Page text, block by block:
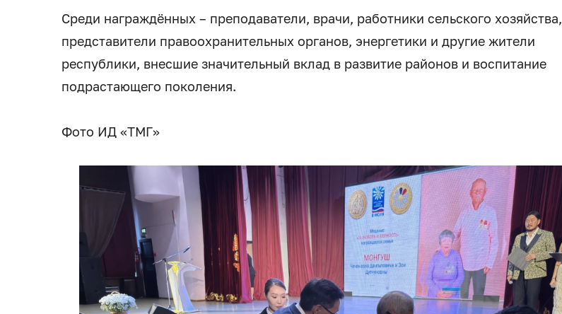
Среди награждённых – преподаватели, врачи, работники сельского хозяйства,
представители правоохранительных органов, энергетики и другие жители
республики, внесшие значительный вклад в развитие районов и воспитание
подрастающего поколения.
Фото ИД «ТМГ»